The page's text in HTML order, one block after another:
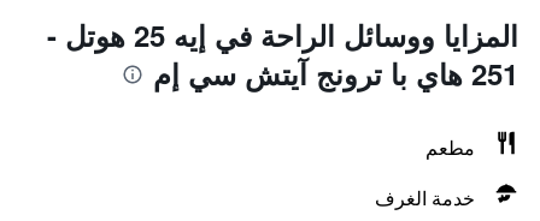
المزايا ووسائل الراحة في إيه 25 هوتل -
251 هاي با ترونج آيتش سي إم
مطعم
خدمة الغرف